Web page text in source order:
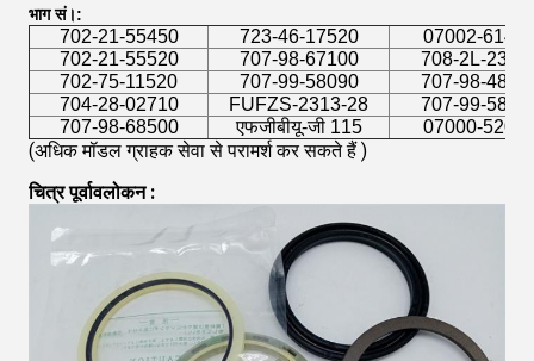
भाग सं।:
702-21-55450 723-46-17520
07002-
702-21-55520
707-98-67100
708-2L-
702-75-11520
707-99-58090
707-98-
704-28-02710
FUFZS-2313-28
707-99-
707-98-68500
एफजीबीयू-जी 115 07000-
(अधिक मॉडल ग्राहक सेवा से परामर्श कर सकते हैं )
चित्र पूर्वावलोकन :